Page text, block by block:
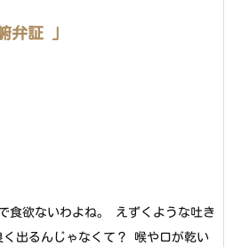
弁証 」
食欲ないわよね。 えずくような吐き
出るんじゃなくて？ 喉や口が乾い